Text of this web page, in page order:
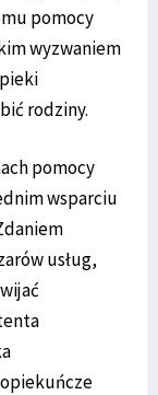
pomocy
wyzwaniem
rodziny.
pomocy
wsparciu
usług,